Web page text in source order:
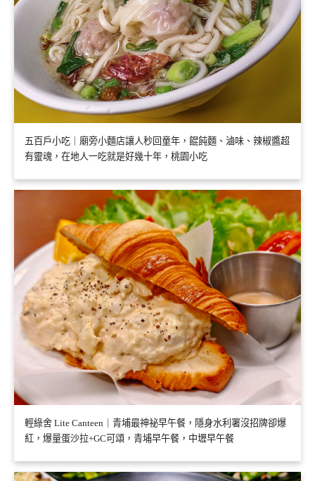
五百戶小吃｜廟旁小麵店讓人秒回童年，餛飩麵、滷味、辣椒醬超
有靈魂，在地人一吃就是好幾十年，桃園小吃
輕綠舍 Lite Canteen｜青埔最神祕早午餐，隱身水利署沒招牌卻爆
紅，爆量蛋沙拉+GC可頌，青埔早午餐，中壢早午餐